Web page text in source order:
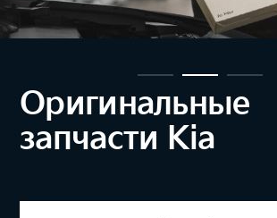
Оригинальные
запчасти Kia